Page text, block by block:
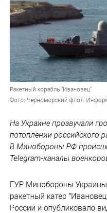
Ракетный корабль "Ивановец"
Фото: Черноморский флот.
На Украине прозвучали
потоплении российского
В Минобороны РФ
Telegram-каналы
ГУР Минобороны
ракетный катер
России и опубликовало